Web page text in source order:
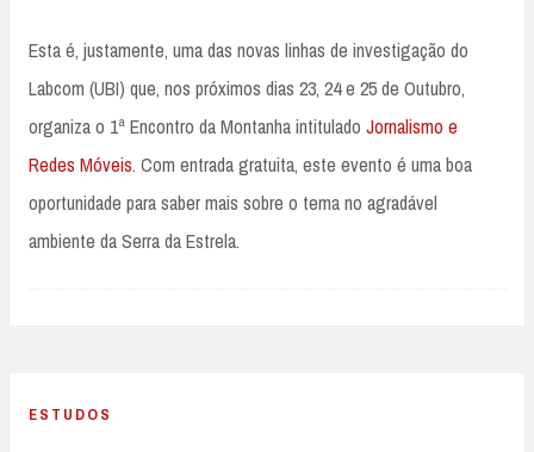
Esta é, justamente, uma das novas linhas de investigação do
Labcom (UBI) que, nos próximos dias 23, 24 e 25 de Outubro,
organiza o 1ª Encontro da Montanha intitulado Jornalismo e
Redes Móveis. Com entrada gratuita, este evento é uma boa
oportunidade para saber mais sobre o tema no agradável
ambiente da Serra da Estrela.
ESTUDOS